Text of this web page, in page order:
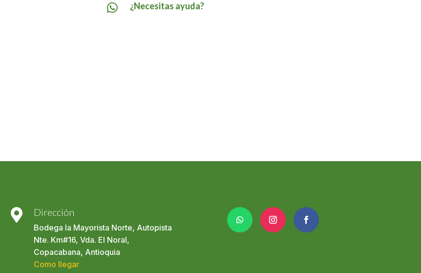
 ¿Necesitas ayuda?
 Dirección
Bodega la Mayorista Norte, Autopista
Nte. Km#16, Vda. El Noral,
Copacabana, Antioquia
Como llegar